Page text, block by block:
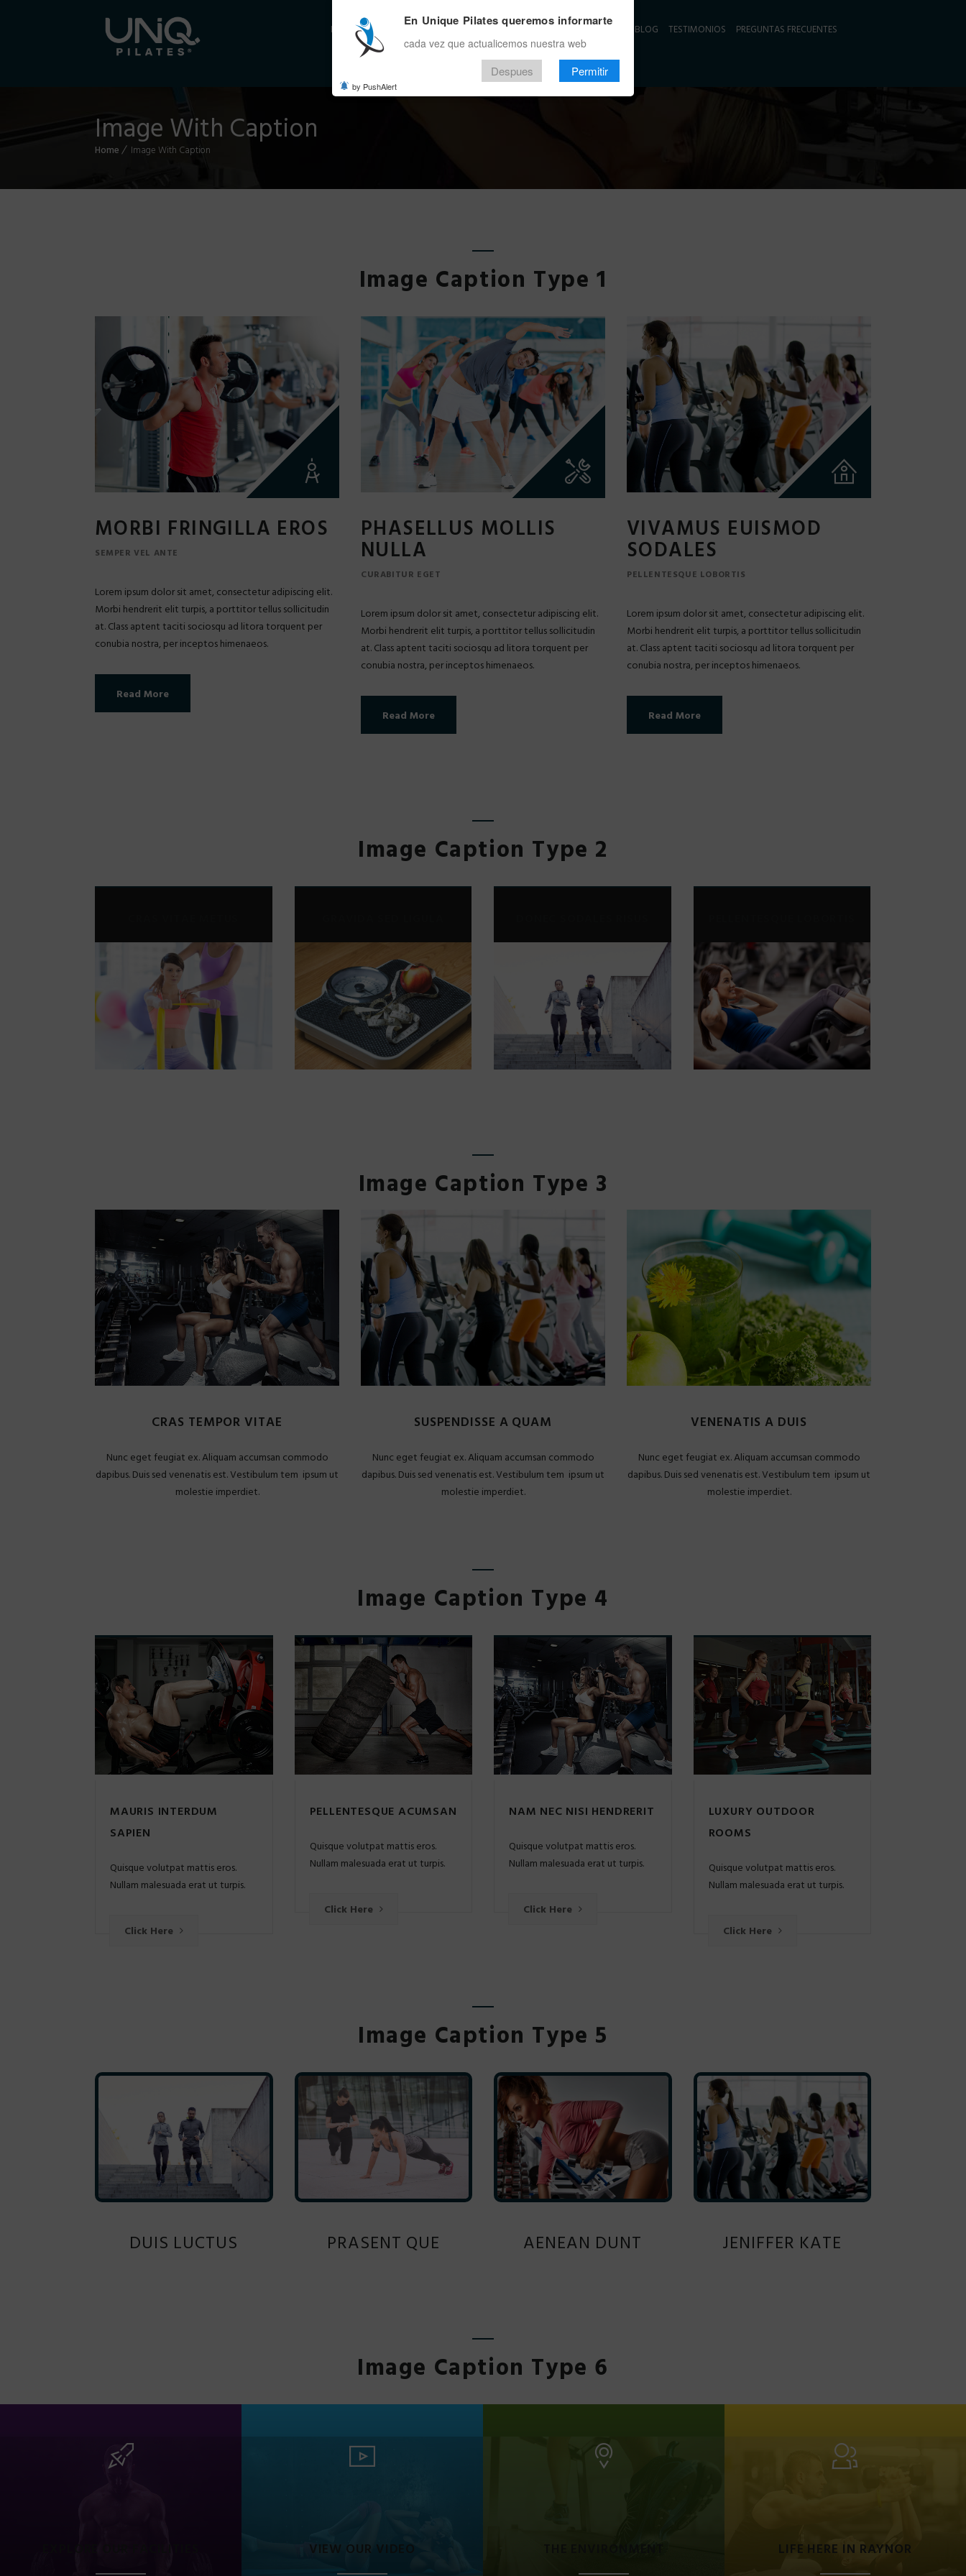
INICIO BENEFICIOS LA EMPRESA SEDES EVENTO ALIADOS APP BLOG TESTIMONIOS PREGUNTAS FRECUENTES
Image With Caption
Home Image With Caption
Image Caption Type 1
MORBI FRINGILLA EROS
SEMPER VEL ANTE
Lorem ipsum dolor sit amet, consectetur adipiscing elit.
Morbi hendrerit elit turpis, a porttitor tellus sollicitudin
at. Class aptent taciti sociosqu ad litora torquent per
conubia nostra, per inceptos himenaeos.
Read More
PHASELLUS MOLLIS
NULLA
CURABITUR EGET
Lorem ipsum dolor sit amet, consectetur adipiscing elit.
Morbi hendrerit elit turpis, a porttitor tellus sollicitudin
at. Class aptent taciti sociosqu ad litora torquent per
conubia nostra, per inceptos himenaeos.
Read More
VIVAMUS EUISMOD
SODALES
PELLENTESQUE LOBORTIS
Lorem ipsum dolor sit amet, consectetur adipiscing elit.
Morbi hendrerit elit turpis, a porttitor tellus sollicitudin
at. Class aptent taciti sociosqu ad litora torquent per
conubia nostra, per inceptos himenaeos.
Read More
Image Caption Type 2
Image Caption Type 3
CRAS TEMPOR VITAE
Nunc eget feugiat ex. Aliquam accumsan commodo
dapibus. Duis sed venenatis est. Vestibulum tem ipsum ut
molestie imperdiet.
SUSPENDISSE A QUAM
Nunc eget feugiat ex. Aliquam accumsan commodo
dapibus. Duis sed venenatis est. Vestibulum tem ipsum ut
molestie imperdiet.
VENENATIS A DUIS
Nunc eget feugiat ex. Aliquam accumsan commodo
dapibus. Duis sed venenatis est. Vestibulum tem ipsum ut
molestie imperdiet.
Image Caption Type 4
MAURIS INTERDUM
SAPIEN
Quisque volutpat mattis eros.
Nullam malesuada erat ut turpis.
Click Here
PELLENTESQUE ACUMSAN
Quisque volutpat mattis eros.
Nullam malesuada erat ut turpis.
Click Here
NAM NEC NISI HENDRERIT
Quisque volutpat mattis eros.
Nullam malesuada erat ut turpis.
Click Here
LUXURY OUTDOOR
ROOMS
Quisque volutpat mattis eros.
Nullam malesuada erat ut turpis.
Click Here
Image Caption Type 5
DUIS LUCTUS PRASENT QUE AENEAN DUNT JENIFFER KATE
Image Caption Type 6
VIEW OUR VIDEO LIFE HERE IN RAYNOR
En Unique Pilates queremos informarte
cada vez que actualicemos nuestra web
Despues Permitir
by PushAlert